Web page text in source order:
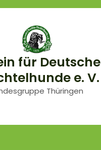
für Deutsche
e. V.
Thüringen